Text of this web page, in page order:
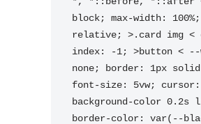
block; max-width:
relative; >.card img <
index: -1; >button <
none; border: 1px
font-size: 5vw;
background-color
border-color: var(--